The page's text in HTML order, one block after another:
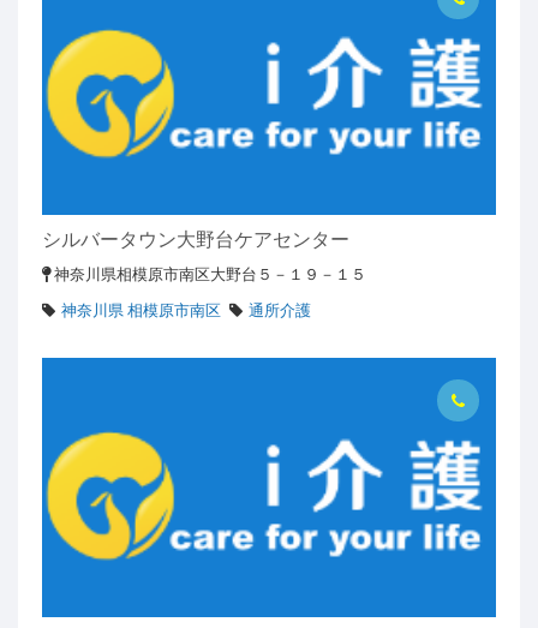
シルバータウン大野台ケアセンター
神奈川県相模原市南区大野台５－１９－１５
神奈川県 相模原市南区
通所介護